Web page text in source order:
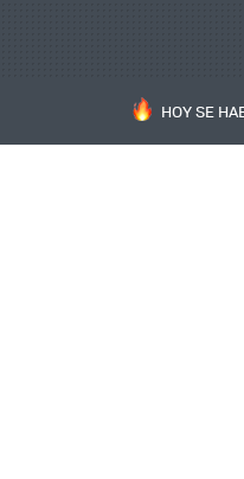
HOY SE